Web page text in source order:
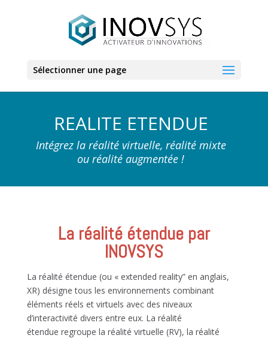
Sélectionner une page
REALITE ETENDUE
Intégrez la réalité virtuelle, réalité mixte
ou réalité augmentée !
La réalité étendue par
INOVSYS
La réalité étendue (ou « extended reality” en anglais,
XR) désigne tous les environnements combinant
éléments réels et virtuels avec des niveaux
d’interactivité divers entre eux. La réalité
étendue regroupe la réalité virtuelle (RV), la réalité